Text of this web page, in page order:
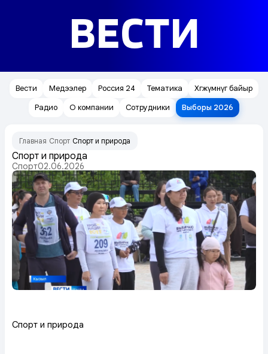
ВЕСТИ
Вести Медээлер Россия 24 Тематика
Хөгжүмнүг байыр
Радио
О компании Сотрудники Выборы 2026
Главная Спорт Спорт и природа
Спорт и природа
Спорт02.06.2026
Спорт и природа